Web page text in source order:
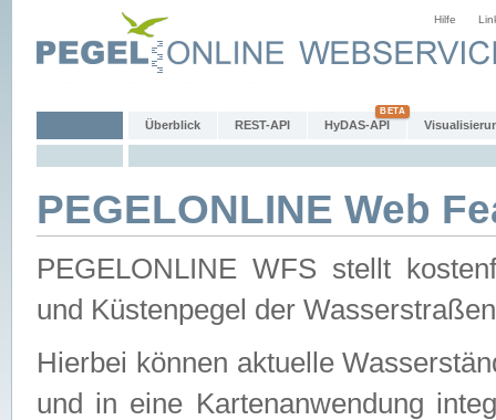
Hilfe
Überblick REST-API HyDAS-API
PEGELONLINE Web
PEGELONLINE WFS stellt
und Küstenpegel der
Hierbei können aktuelle
und in eine Kartenanwendung